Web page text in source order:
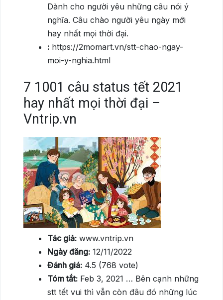
Dành cho người yêu những câu nói ý
nghĩa. Câu chào người yêu ngày mới
hay nhất mọi thời đại.
: https://2momart.vn/stt-chao-ngay-
moi-y-nghia.html
7 1001 câu status tết 2021
hay nhất mọi thời đại –
Vntrip.vn
Tác giả: www.vntrip.vn
Ngày đăng: 12/11/2022
Đánh giá: 4.5 (768 vote)
Tóm tắt: Feb 3, 2021 … Bên cạnh những
stt tết vui thì vẫn còn đâu đó những lúc